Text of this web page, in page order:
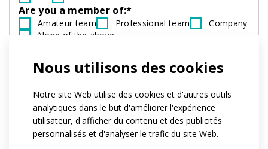
Nous utilisons des cookies
Notre site Web utilise des cookies et d'autres outils
analytiques dans le but d'améliorer l'expérience
utilisateur, d'afficher du contenu et des publicités
personnalisés et d'analyser le trafic du site Web.
Are you a member of:*
Amateur team Professional team
Company
None of the above
name?
Quel est le nombre approximatif de
personnes pour lesquelles nous produirions
les vêtements ?*
1-4 5-10 11-50
plus de 50
centaines de pièces
Quand auriez-vous besoin que nous